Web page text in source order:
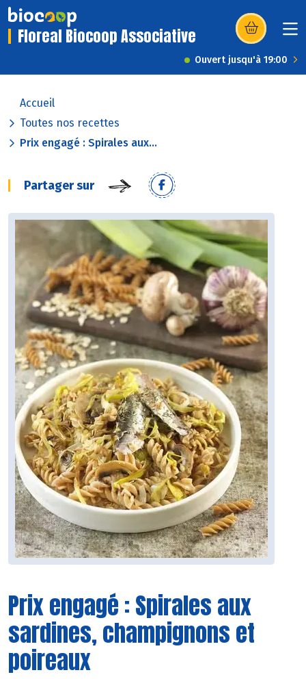
Floreal Biocoop Associative (s’ouvre dans
Ouvert jusqu'à 19:00
Accueil
Toutes nos recettes
Prix engagé : Spirales aux...
Partager sur
Prix engagé : Spirales aux
sardines, champignons et
poireaux